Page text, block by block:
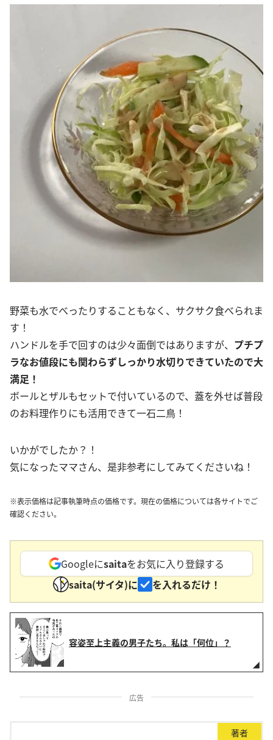
野菜も水でべったりすることもなく、サクサク食べられま
す！
ハンドルを手で回すのは少々面倒ではありますが、 プチプ
ラなお値段にも関わらずしっかり水切りできていたので大
満足！
ボールとザルもセットで付いているので、蓋を外せば普段
のお料理作りにも活用できて一石二鳥！
いかがでしたか？！
気になったママさん、是非参考にしてみてくださいね！
※表示価格は記事執筆時点の価格です。現在の価格については各サイトでご
確認ください。
Googleにsaitaをお気に入り登録する
saita(サイタ)に
を入れるだけ！
容姿至上主義の男子たち。私は「何位」？
広告
著者